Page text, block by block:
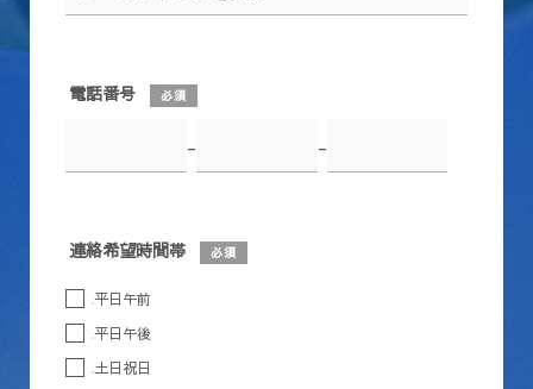
電話番号 必須
- -
連絡希望時間帯 必須
平日午前
平日午後
土日祝日